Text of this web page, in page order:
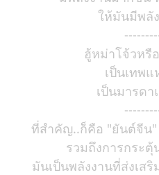
ให้มันมีพลั
ฮู้หม่าโจ้วหรื
เป็นเทพ
เป็นมารด
ที่สำคัญ..ก็คือ "ยันต์จีน"
รวมถึงการกระ
มันเป็นพลังงานที่ส่งเส